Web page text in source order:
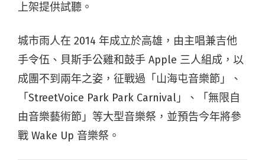
上架提供試聽。
城市雨人在 2014 年成立於高雄，由主唱兼吉他
手令伍、貝斯手公雞和鼓手 Apple 三人組成，以
成團不到兩年之姿，征戰過「山海屯音樂節」、
「StreetVoice Park Park Carnival」、「無限自
由音樂藝術節」等大型音樂祭，並預告今年將參
戰 Wake Up 音樂祭。